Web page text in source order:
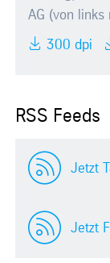
AG (von links
300 dpi
RSS Feeds
Jetzt
Jetzt